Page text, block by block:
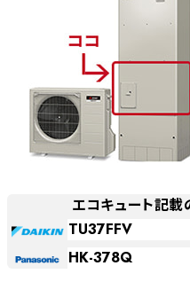
エコキュート記
TU37FFV
HK-378Q